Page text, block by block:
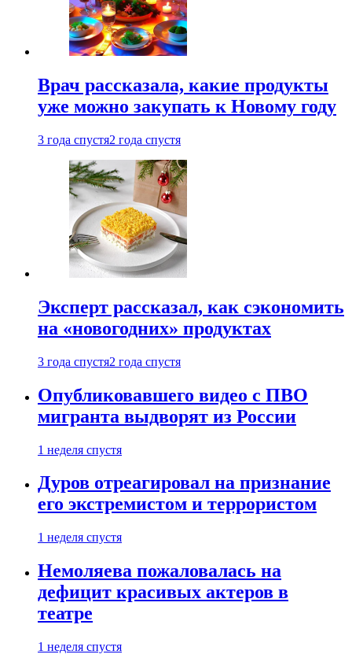
Врач рассказала, какие продукты
уже можно закупать к Новому году
3 года спустя2 года спустя
Эксперт рассказал, как сэкономить
на «новогодних» продуктах
3 года спустя2 года спустя
Опубликовавшего видео с ПВО
мигранта выдворят из России
1 неделя спустя
Дуров отреагировал на признание
его экстремистом и террористом
1 неделя спустя
Немоляева пожаловалась на
дефицит красивых актеров в
театре
1 неделя спустя